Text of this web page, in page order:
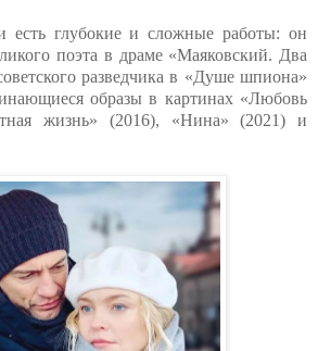
есть глубокие и сложные работы: он
поэта в драме «Маяковский. Два
разведчика в «Душе шпиона»
образы в картинах «Любовь
жизнь» (2016), «Нина» (2021) и